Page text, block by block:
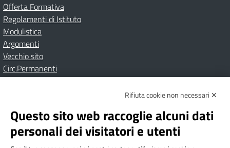
Offerta Formativa
Regolamenti di Istituto
Modulistica
Argomenti
Vecchio sito
Circ.Permanenti
Albo onlinePrivacy Policy
Dichiarazione di accessibilità
Note Legali
Rifiuta cookie non necessari ✕
Questo sito web raccoglie alcuni dati
personali dei visitatori e utenti